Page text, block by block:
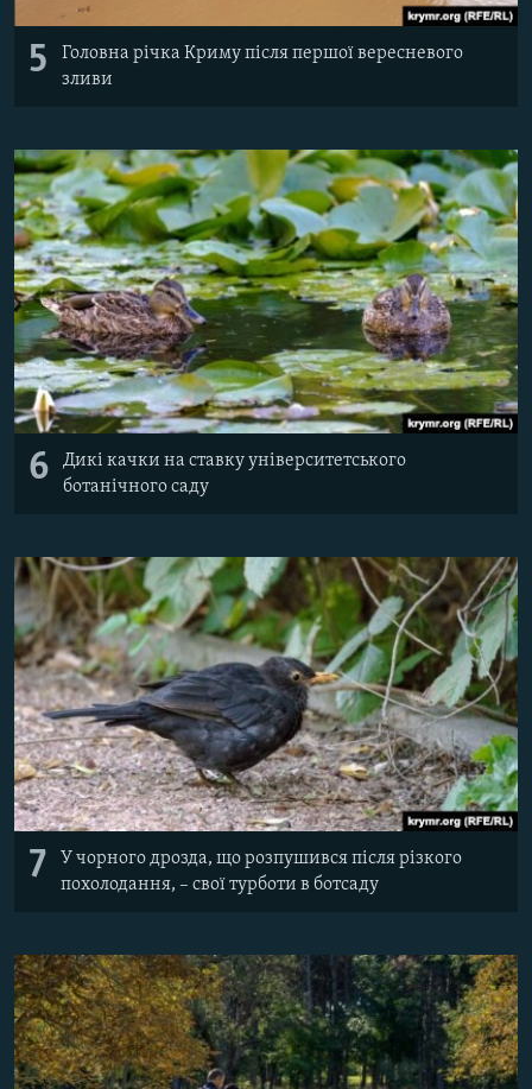
5
Головна річка Криму після першої вересневого
зливи
6
Дикі качки на ставку університетського
ботанічного саду
7
У чорного дрозда, що розпушився після різкого
похолодання, – свої турботи в ботсаду